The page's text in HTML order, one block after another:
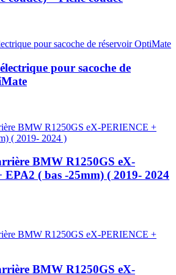
pour sacoche de
BMW R1250GS eX-
( bas -25mm) ( 2019- 2024
BMW R1250GS eX-